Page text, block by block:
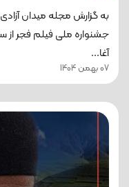
به گزارش مجله میدان
آغا...
07 بهمن 1404